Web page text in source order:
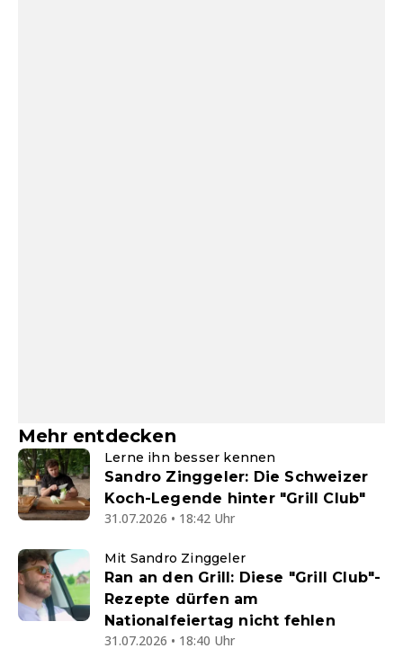
Mehr entdecken
Lerne ihn besser kennen
Sandro Zinggeler: Die Schweizer
Koch-Legende hinter "Grill Club"
31.07.2026 • 18:42 Uhr
Mit Sandro Zinggeler
Ran an den Grill: Diese "Grill Club"-
Rezepte dürfen am
Nationalfeiertag nicht fehlen
31.07.2026 • 18:40 Uhr